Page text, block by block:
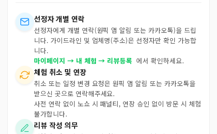
선정자 개별 연락
선정자에게 개별 연락(원픽 앱 알림 또는 카카오톡)을 드립
니다. 가이드라인 및 업체명(주소)은 선정자만 확인 가능합
니다.
마이페이지 → 내 체험 → 리뷰등록 에서 확인하세요.
체험 취소 및 연장
취소 또는 일정 변경 요청은 원픽 앱 알림 또는 카카오톡을
받으신 곳으로 연락해주세요.
사전 연락 없이 노쇼 시 패널티, 연장 승인 없이 방문 시 체험
불가합니다.
리뷰 작성 의무